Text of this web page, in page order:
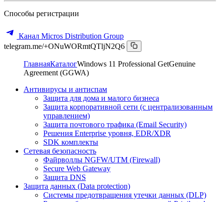
Способы регистрации
Канал Micros Distribution Group
telegram.me/+ONuWORmtQTljN2Q6
ГлавнаяКаталогWindows 11 Professional GetGenuine
Agreement (GGWA)
Антивирусы и антиспам
Защита для дома и малого бизнеса
Защита корпоративной сети (с централизованным
управлением)
Защита почтового трафика (Email Security)
Решения Enterprise уровня, EDR/XDR
SDK комплекты
Сетевая безопасность
Файрволлы NGFW/UTM (Firewall)
Secure Web Gateway
Защита DNS
Защита данных (Data protection)
Системы предотвращения утечки данных (DLP)